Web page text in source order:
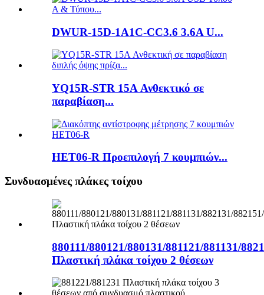
DWUR-15D-1A1C-CC3.6 3.6A U...
YQ15R-STR 15A Ανθεκτικό σε
παραβίαση...
HET06-R Προεπιλογή 7 κουμπιών...
Συνδυασμένες πλάκες τοίχου
880111/880121/880131/881121/881131/
Πλαστική πλάκα τοίχου 2 θέσεων